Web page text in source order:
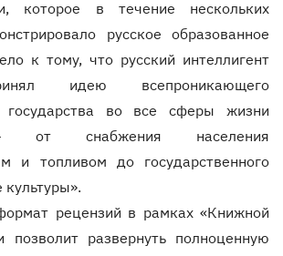
которое в течение нескольких
русское образованное
к тому, что русский интеллигент
идею всепроникающего
государства во все сферы жизни
от снабжения населения
и топливом до государственного
рецензий в рамках «Книжной
позволит развернуть полноценную